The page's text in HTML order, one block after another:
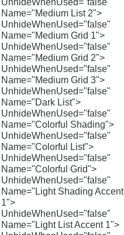
Name="Medium List 2">
UnhideWhenUsed="false"
Name="Medium Grid 1">
UnhideWhenUsed="false"
Name="Medium Grid 2">
UnhideWhenUsed="false"
Name="Medium Grid 3">
UnhideWhenUsed="false"
Name="Dark List">
UnhideWhenUsed="false"
Name="Colorful Shading">
UnhideWhenUsed="false"
Name="Colorful List">
UnhideWhenUsed="false"
Name="Colorful Grid">
UnhideWhenUsed="false"
Name="Light Shading Accent
1">
UnhideWhenUsed="false"
Name="Light List Accent 1">